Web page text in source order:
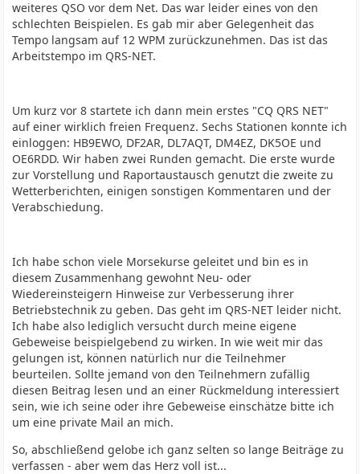
weiteres QSO vor dem Net. Das war leider eines von den
schlechten Beispielen. Es gab mir aber Gelegenheit das
Tempo langsam auf 12 WPM zurückzunehmen. Das ist das
Arbeitstempo im QRS-NET.
Um kurz vor 8 startete ich dann mein erstes "CQ QRS NET"
auf einer wirklich freien Frequenz. Sechs Stationen konnte ich
einloggen: HB9EWO, DF2AR, DL7AQT, DM4EZ, DK5OE und
OE6RDD. Wir haben zwei Runden gemacht. Die erste wurde
zur Vorstellung und Raportaustausch genutzt die zweite zu
Wetterberichten, einigen sonstigen Kommentaren und der
Verabschiedung.
Ich habe schon viele Morsekurse geleitet und bin es in
diesem Zusammenhang gewohnt Neu- oder
Wiedereinsteigern Hinweise zur Verbesserung ihrer
Betriebstechnik zu geben. Das geht im QRS-NET leider nicht.
Ich habe also lediglich versucht durch meine eigene
Gebeweise beispielgebend zu wirken. In wie weit mir das
gelungen ist, können natürlich nur die Teilnehmer
beurteilen. Sollte jemand von den Teilnehmern zufällig
diesen Beitrag lesen und an einer Rückmeldung interessiert
sein, wie ich seine oder ihre Gebeweise einschätze bitte ich
um eine private Mail an mich.
So, abschließend gelobe ich ganz selten so lange Beiträge zu
verfassen - aber wem das Herz voll ist...